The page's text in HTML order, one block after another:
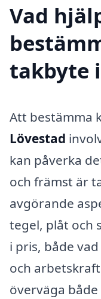
Vad
takbyte
Att bestämma
Lövestad
kan påverka
och främst är
avgörande
tegel, plåt och
i pris, både
och
överväga